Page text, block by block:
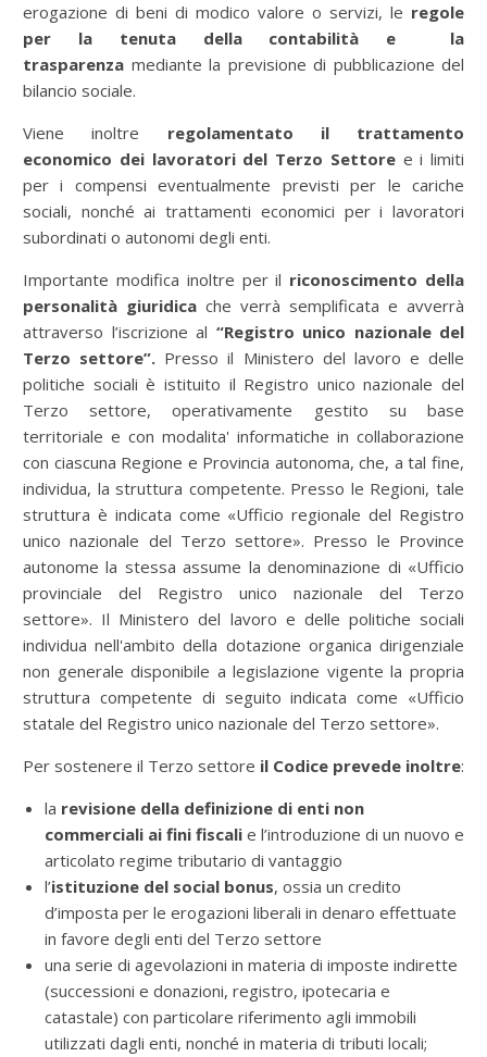
erogazione di beni di modico valore o servizi, le regole
per la tenuta della contabilità e la
trasparenza mediante la previsione di pubblicazione del
bilancio sociale.
Viene inoltre regolamentato il trattamento
economico dei lavoratori del Terzo Settore e i limiti
per i compensi eventualmente previsti per le cariche
sociali, nonché ai trattamenti economici per i lavoratori
subordinati o autonomi degli enti.
Importante modifica inoltre per il riconoscimento della
personalità giuridica che verrà semplificata e avverrà
attraverso l’iscrizione al “Registro unico nazionale del
Terzo settore”. Presso il Ministero del lavoro e delle
politiche sociali è istituito il Registro unico nazionale del
Terzo settore, operativamente gestito su base
territoriale e con modalita' informatiche in collaborazione
con ciascuna Regione e Provincia autonoma, che, a tal fine,
individua, la struttura competente. Presso le Regioni, tale
struttura è indicata come «Ufficio regionale del Registro
unico nazionale del Terzo settore». Presso le Province
autonome la stessa assume la denominazione di «Ufficio
provinciale del Registro unico nazionale del Terzo
settore». Il Ministero del lavoro e delle politiche sociali
individua nell'ambito della dotazione organica dirigenziale
non generale disponibile a legislazione vigente la propria
struttura competente di seguito indicata come «Ufficio
statale del Registro unico nazionale del Terzo settore».
Per sostenere il Terzo settore il Codice prevede inoltre:
la revisione della definizione di enti non
commerciali ai fini fiscali e l’introduzione di un nuovo e
articolato regime tributario di vantaggio
l’istituzione del social bonus, ossia un credito
d’imposta per le erogazioni liberali in denaro effettuate
in favore degli enti del Terzo settore
una serie di agevolazioni in materia di imposte indirette
(successioni e donazioni, registro, ipotecaria e
catastale) con particolare riferimento agli immobili
utilizzati dagli enti, nonché in materia di tributi locali;